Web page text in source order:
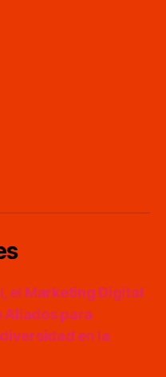
el Marketing Digital
Aliados para
en la